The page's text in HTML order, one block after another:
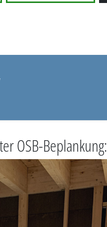
OSB-Beplankung: